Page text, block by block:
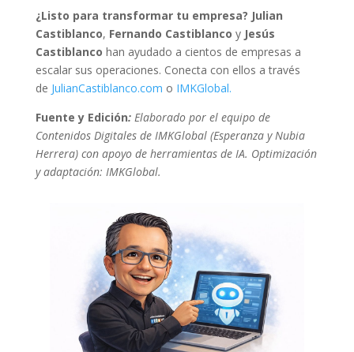
¿Listo para transformar tu empresa? Julian
Castiblanco, Fernando Castiblanco y Jesús
Castiblanco han ayudado a cientos de empresas a
escalar sus operaciones. Conecta con ellos a través
de JulianCastiblanco.com o IMKGlobal.
Fuente y Edición:Elaborado por el equipo de
Contenidos Digitales de IMKGlobal (Esperanza y Nubia
Herrera) con apoyo de herramientas de IA. Optimización
y adaptación: IMKGlobal.